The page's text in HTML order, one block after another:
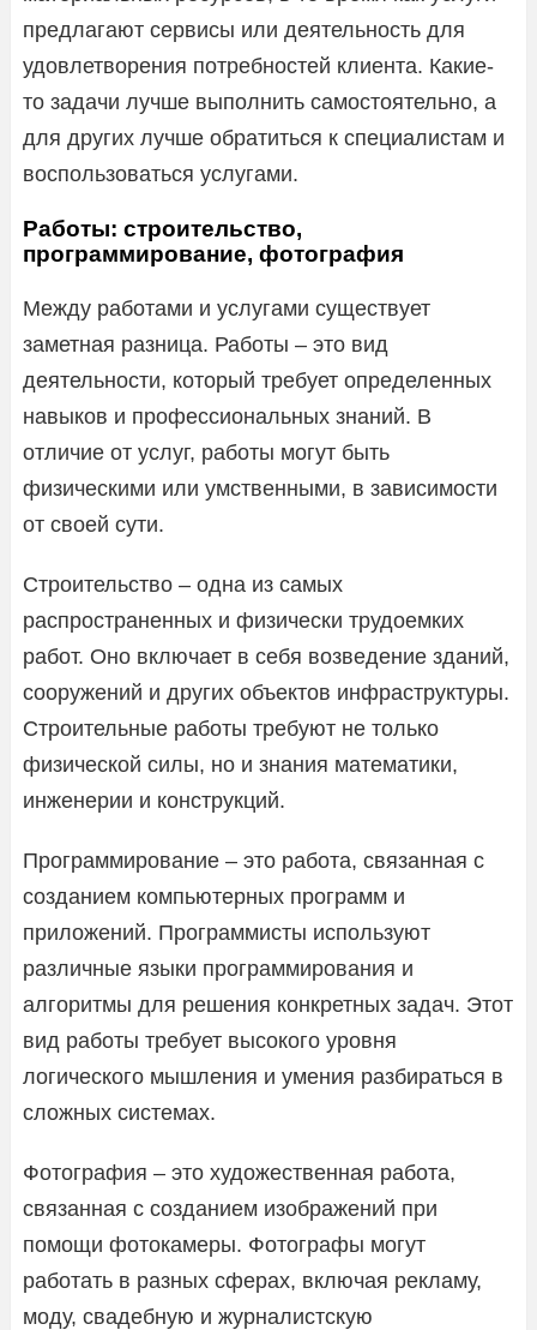
предлагают сервисы или деятельность для
удовлетворения потребностей клиента. Какие-
то задачи лучше выполнить самостоятельно, а
для других лучше обратиться к специалистам и
воспользоваться услугами.
Работы: строительство,
программирование, фотография
Между работами и услугами существует
заметная разница. Работы – это вид
деятельности, который требует определенных
навыков и профессиональных знаний. В
отличие от услуг, работы могут быть
физическими или умственными, в зависимости
от своей сути.
Строительство – одна из самых
распространенных и физически трудоемких
работ. Оно включает в себя возведение зданий,
сооружений и других объектов инфраструктуры.
Строительные работы требуют не только
физической силы, но и знания математики,
инженерии и конструкций.
Программирование – это работа, связанная с
созданием компьютерных программ и
приложений. Программисты используют
различные языки программирования и
алгоритмы для решения конкретных задач. Этот
вид работы требует высокого уровня
логического мышления и умения разбираться в
сложных системах.
Фотография – это художественная работа,
связанная с созданием изображений при
помощи фотокамеры. Фотографы могут
работать в разных сферах, включая рекламу,
моду, свадебную и журналистскую